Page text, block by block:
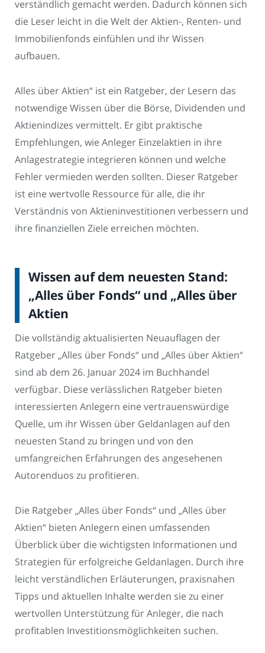
verständlich gemacht werden. Dadurch können sich
die Leser leicht in die Welt der Aktien-, Renten- und
Immobilienfonds einfühlen und ihr Wissen
aufbauen.
Alles über Aktien“ ist ein Ratgeber, der Lesern das
notwendige Wissen über die Börse, Dividenden und
Aktienindizes vermittelt. Er gibt praktische
Empfehlungen, wie Anleger Einzelaktien in ihre
Anlagestrategie integrieren können und welche
Fehler vermieden werden sollten. Dieser Ratgeber
ist eine wertvolle Ressource für alle, die ihr
Verständnis von Aktieninvestitionen verbessern und
ihre finanziellen Ziele erreichen möchten.
Wissen auf dem neuesten Stand:
„Alles über Fonds“ und „Alles über
Aktien
Die vollständig aktualisierten Neuauflagen der
Ratgeber „Alles über Fonds“ und „Alles über Aktien“
sind ab dem 26. Januar 2024 im Buchhandel
verfügbar. Diese verlässlichen Ratgeber bieten
interessierten Anlegern eine vertrauenswürdige
Quelle, um ihr Wissen über Geldanlagen auf den
neuesten Stand zu bringen und von den
umfangreichen Erfahrungen des angesehenen
Autorenduos zu profitieren.
Die Ratgeber „Alles über Fonds“ und „Alles über
Aktien“ bieten Anlegern einen umfassenden
Überblick über die wichtigsten Informationen und
Strategien für erfolgreiche Geldanlagen. Durch ihre
leicht verständlichen Erläuterungen, praxisnahen
Tipps und aktuellen Inhalte werden sie zu einer
wertvollen Unterstützung für Anleger, die nach
profitablen Investitionsmöglichkeiten suchen.